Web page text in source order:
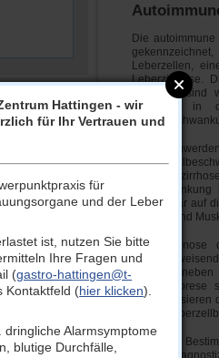
16:00 Uhr
13:00 Uhr
13:00 Uhr und
16.00 Uhr
13:00 Uhr
Die
Leberzellen,
Leberzirrhose.
Patienten sind
Mädchen in
Die
der
Die
unmittelbar auf
Gelenk- und
Die Diagnose
GPT).
Elektrophorese
charakterisieren
gegen
Durch die
sicher
Hattingen - wir
für Ihr Vertrauen und
für
und der Leber
ist, nutzen Sie bitte
Ihre Fragen und
(gastro-hattingen@t-
Kontaktfeld (hier klicken).
dringliche Alarmsymptome
blutige Durchfälle,